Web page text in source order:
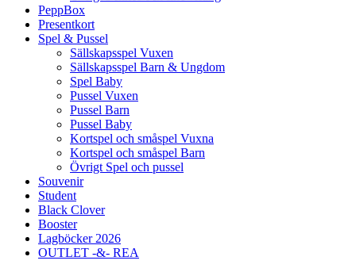
PeppBox
Presentkort
Spel & Pussel
Sällskapsspel Vuxen
Sällskapsspel Barn & Ungdom
Spel Baby
Pussel Vuxen
Pussel Barn
Pussel Baby
Kortspel och småspel Vuxna
Kortspel och småspel Barn
Övrigt Spel och pussel
Souvenir
Student
Black Clover
Booster
Lagböcker 2026
OUTLET -&- REA